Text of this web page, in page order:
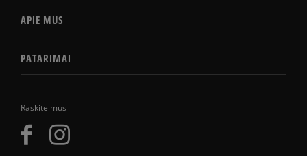
Raskite mus
APIE MUS
PATARIMAI